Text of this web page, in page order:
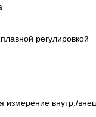
регулировкой
измерение внутр./